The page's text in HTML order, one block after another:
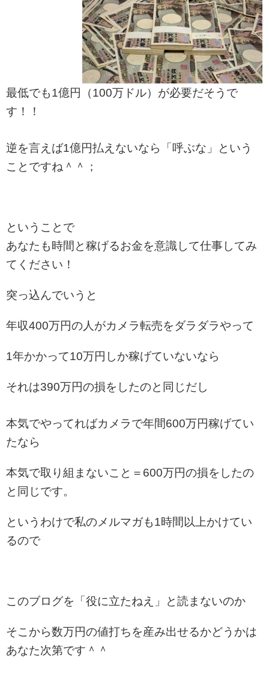
最低でも1億円（100万ドル）が必要だそうで
す！！
逆を言えば1億円払えないなら「呼ぶな」という
ことですね＾＾；
ということで
あなたも時間と稼げるお金を意識して仕事してみ
てください！
突っ込んでいうと
年収400万円の人がカメラ転売をダラダラやって
1年かかって10万円しか稼げていないなら
それは390万円の損をしたのと同じだし
本気でやってればカメラで年間600万円稼げてい
たなら
本気で取り組まないこと＝600万円の損をしたの
と同じです。
というわけで私のメルマガも1時間以上かけてい
るので
このブログを「役に立たねえ」と読まないのか
そこから数万円の値打ちを産み出せるかどうかは
あなた次第です＾＾